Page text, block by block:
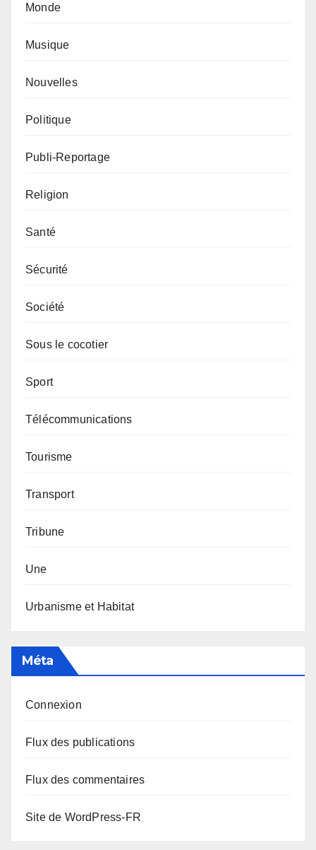
Monde
Musique
Nouvelles
Politique
Publi-Reportage
Religion
Santé
Sécurité
Société
Sous le cocotier
Sport
Télécommunications
Tourisme
Transport
Tribune
Une
Urbanisme et Habitat
Méta
Connexion
Flux des publications
Flux des commentaires
Site de WordPress-FR